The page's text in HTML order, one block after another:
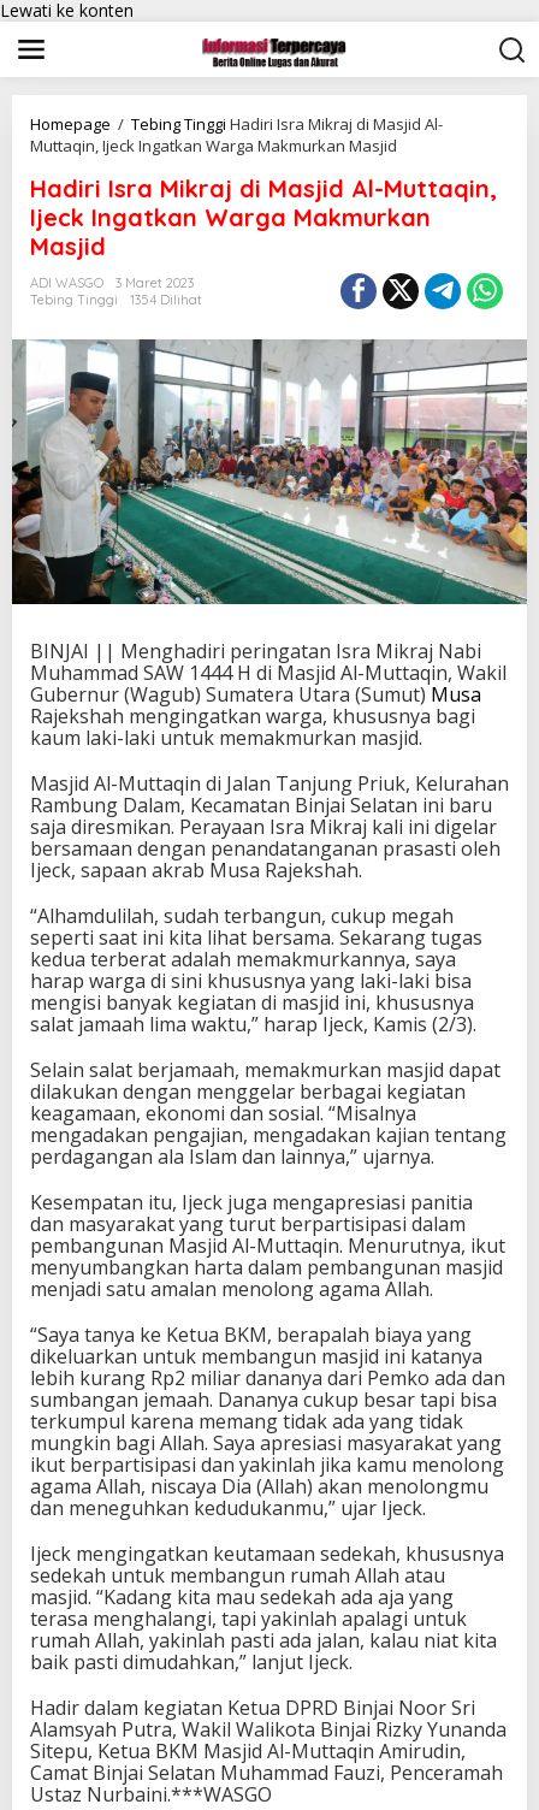
Lewati ke konten
Homepage / Tebing Tinggi Hadiri Isra Mikraj di Masjid Al-
Muttaqin, Ijeck Ingatkan Warga Makmurkan Masjid
Hadiri Isra Mikraj di Masjid Al-Muttaqin,
Ijeck Ingatkan Warga Makmurkan
Masjid
ADI WASGO
3 Maret 2023
Tebing Tinggi
1354 Dilihat
BINJAI || Menghadiri peringatan Isra Mikraj Nabi
Muhammad SAW 1444 H di Masjid Al-Muttaqin, Wakil
Gubernur (Wagub) Sumatera Utara (Sumut) Musa
Rajekshah mengingatkan warga, khususnya bagi
kaum laki-laki untuk memakmurkan masjid.
Masjid Al-Muttaqin di Jalan Tanjung Priuk, Kelurahan
Rambung Dalam, Kecamatan Binjai Selatan ini baru
saja diresmikan. Perayaan Isra Mikraj kali ini digelar
bersamaan dengan penandatanganan prasasti oleh
Ijeck, sapaan akrab Musa Rajekshah.
“Alhamdulilah, sudah terbangun, cukup megah
seperti saat ini kita lihat bersama. Sekarang tugas
kedua terberat adalah memakmurkannya, saya
harap warga di sini khususnya yang laki-laki bisa
mengisi banyak kegiatan di masjid ini, khususnya
salat jamaah lima waktu,” harap Ijeck, Kamis (2/3).
Selain salat berjamaah, memakmurkan masjid dapat
dilakukan dengan menggelar berbagai kegiatan
keagamaan, ekonomi dan sosial. “Misalnya
mengadakan pengajian, mengadakan kajian tentang
perdagangan ala Islam dan lainnya,” ujarnya.
Kesempatan itu, Ijeck juga mengapresiasi panitia
dan masyarakat yang turut berpartisipasi dalam
pembangunan Masjid Al-Muttaqin. Menurutnya, ikut
menyumbangkan harta dalam pembangunan masjid
menjadi satu amalan menolong agama Allah.
“Saya tanya ke Ketua BKM, berapalah biaya yang
dikeluarkan untuk membangun masjid ini katanya
lebih kurang Rp2 miliar dananya dari Pemko ada dan
sumbangan jemaah. Dananya cukup besar tapi bisa
terkumpul karena memang tidak ada yang tidak
mungkin bagi Allah. Saya apresiasi masyarakat yang
ikut berpartisipasi dan yakinlah jika kamu menolong
agama Allah, niscaya Dia (Allah) akan menolongmu
dan meneguhkan kedudukanmu,” ujar Ijeck.
Ijeck mengingatkan keutamaan sedekah, khususnya
sedekah untuk membangun rumah Allah atau
masjid. “Kadang kita mau sedekah ada aja yang
terasa menghalangi, tapi yakinlah apalagi untuk
rumah Allah, yakinlah pasti ada jalan, kalau niat kita
baik pasti dimudahkan,” lanjut Ijeck.
Hadir dalam kegiatan Ketua DPRD Binjai Noor Sri
Alamsyah Putra, Wakil Walikota Binjai Rizky Yunanda
Sitepu, Ketua BKM Masjid Al-Muttaqin Amirudin,
Camat Binjai Selatan Muhammad Fauzi, Penceramah
Ustaz Nurbaini.***WASGO